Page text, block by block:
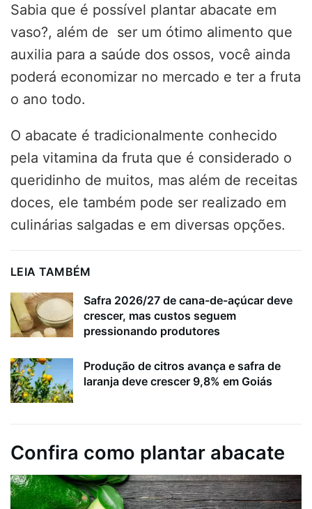
Sabia que é possível plantar abacate em
vaso?, além de ser um ótimo alimento que
auxilia para a saúde dos ossos, você ainda
poderá economizar no mercado e ter a fruta
o ano todo.
O abacate é tradicionalmente conhecido
pela vitamina da fruta que é considerado o
queridinho de muitos, mas além de receitas
doces, ele também pode ser realizado em
culinárias salgadas e em diversas opções.
LEIA TAMBÉM
Safra 2026/27 de cana-de-açúcar deve
crescer, mas custos seguem
pressionando produtores
Produção de citros avança e safra de
laranja deve crescer 9,8% em Goiás
Confira como plantar abacate